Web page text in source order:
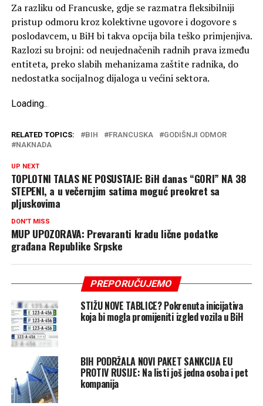
Za razliku od Francuske, gdje se razmatra fleksibilniji
pristup odmoru kroz kolektivne ugovore i dogovore s
poslodavcem, u BiH bi takva opcija bila teško primjenjiva.
Razlozi su brojni: od neujednačenih radnih prava između
entiteta, preko slabih mehanizama zaštite radnika, do
nedostatka socijalnog dijaloga u većini sektora.
Loading...
RELATED TOPICS: BIH FRANCUSKA
GODIŠNJI ODMOR
NAKNADA
UP NEXT
TOPLOTNI TALAS NE POSUSTAJE: BiH danas “GORI” NA 38
STEPENI, a u večernjim satima moguć preokret sa
pljuskovima
DON'T MISS
MUP UPOZORAVA: Prevaranti kradu lične podatke
građana Republike Srpske
PREPORUČUJEMO
STIŽU NOVE TABLICE? Pokrenuta inicijativa
koja bi mogla promijeniti izgled vozila u BiH
BIH PODRŽALA NOVI PAKET SANKCIJA EU
PROTIV RUSIJE: Na listi još jedna osoba i pet
kompanija